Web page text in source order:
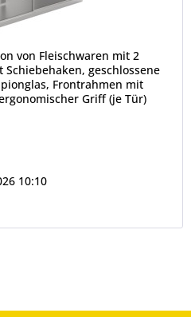
von Fleischwaren mit 2
geschlossene
Frontrahmen mit
Griff (je Tür)
erforderlich Hinweis:...
10:10